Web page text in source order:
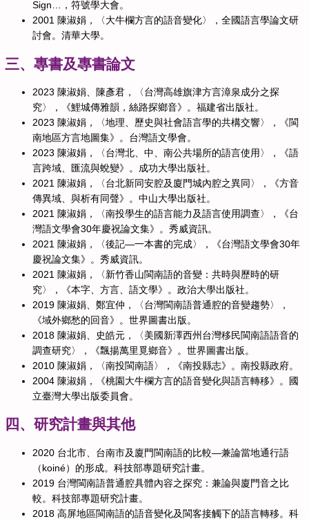
Sign…，符號學大會。
2001 陳淑娟，〈大牛欄方言的語音變化〉，全國語言學論文研
討會。清華大學。
三、專書及專書論文
2023 陳淑娟、陳彥君，〈台灣高雄旗津方言漳泉成分之探
究〉，《鯉城傳雅韻，絲路探鄉音》。福建省出版社。
2023 陳淑娟，〈地理、歷史與社會語言學的共構交響〉，《閩
南地區方言地圖集》。台灣語文學會。
2023 陳淑娟，〈台灣北、中、南公共場所的語言使用〉，《語
言跨域、匯流與蛻變》。成功大學出版社。
2021 陳淑娟，〈台北新同安腔及廈門城內腔之異同〉，《方音
傳異域、與析有同聲》。中山大學出版社。
2021 陳淑娟，〈南投學生的語言能力及語言使用調查〉，《台
灣語文學會30年慶祝論文集》。秀威資訊。
2021 陳淑娟，〈後記—一本書的完成〉，《台灣語文學會30年
慶祝論文集》。秀威資訊。
2021 陳淑娟，〈新竹香山閩南語的音變：共時與歷時的研
究〉，《本字、方言、語文學》。政治大學出版社。
2019 陳淑娟、鄭宜仲，〈台灣閩南語普通腔的音變趨勢〉，
《域外鄉愁的回音》。世界圖書出版。
2018 陳淑娟、史皓元，〈美國新澤西州台灣移民閩南語語音的
調查研究〉，《飄揚萬里覓鄉音》。世界圖書出版。
2010 陳淑娟，〈南投閩南語〉，《南投縣志》。南投縣政府。
2004 陳淑娟，《桃園大牛欄方言的語音變化與語言轉移》。國
立臺灣大學出版委員會。
四、研究計畫與其他
2020 台北市、台南市及廈門閩南語的比較—兼論當地通行語
（koiné）的形成。科技部專題研究計畫。
2019 台灣閩南語普通腔具體內容之探究：兼論與廈門音之比
較。科技部專題研究計畫。
2018 高屏地區閩南語的語音變化及閩客接觸下的語言轉移。科